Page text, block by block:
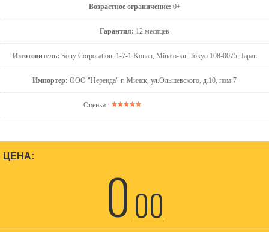
Возрастное ограничение: 0+
Гарантия: 12 месяцев
Изготовитель: Sony Corporation, 1-7-1 Konan, Minato-ku, Tokyo 108-0075, Japan
Импортер: ООО "Нереида" г. Минск, ул.Ольшевского, д.10, пом.7
Оценка :
ЦЕНА:
000